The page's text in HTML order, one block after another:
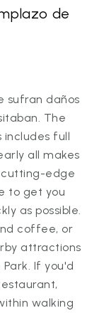
de
sufran daños
The
includes full
all makes
cutting-edge
to get you
as possible.
coffee, or
attractions
If you'd
walking